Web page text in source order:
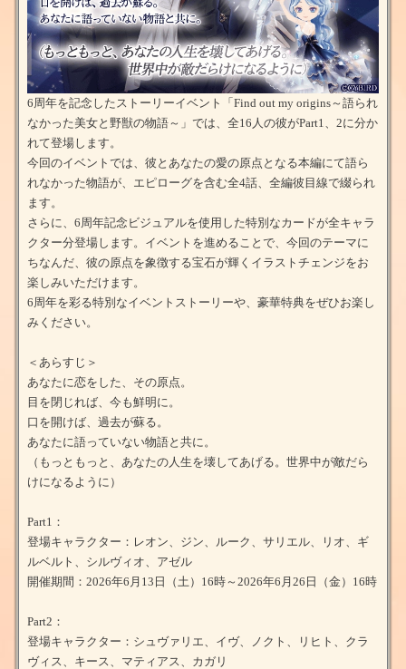
6周年を記念したストーリーイベント「Find out my origins～語られ
なかった美女と野獣の物語～」では、全16人の彼がPart1、2に分か
れて登場します。
今回のイベントでは、彼とあなたの愛の原点となる本編にて語ら
れなかった物語が、エピローグを含む全4話、全編彼目線で綴られ
ます。
さらに、6周年記念ビジュアルを使用した特別なカードが全キャラ
クター分登場します。イベントを進めることで、今回のテーマに
ちなんだ、彼の原点を象徴する宝石が輝くイラストチェンジをお
楽しみいただけます。
6周年を彩る特別なイベントストーリーや、豪華特典をぜひお楽し
みください。
＜あらすじ＞
あなたに恋をした、その原点。
目を閉じれば、今も鮮明に。
口を開けば、過去が蘇る。
あなたに語っていない物語と共に。
（もっともっと、あなたの人生を壊してあげる。世界中が敵だら
けになるように）
Part1：
登場キャラクター：レオン、ジン、ルーク、サリエル、リオ、ギ
ルベルト、シルヴィオ、アゼル
開催期間：2026年6月13日（土）16時～2026年6月26日（金）16時
Part2：
登場キャラクター：シュヴァリエ、イヴ、ノクト、リヒト、クラ
ヴィス、キース、マティアス、カガリ